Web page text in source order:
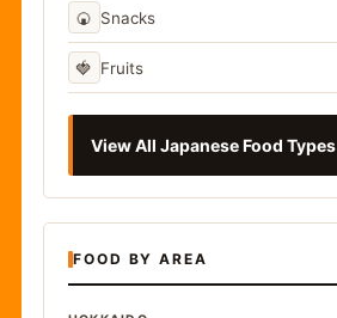
🍘 Snacks
🍓 Fruits
View All Japanese Food Types
FOOD BY AREA